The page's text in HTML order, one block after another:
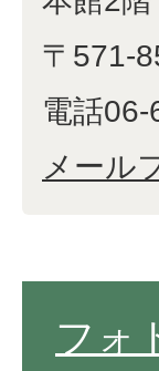
〒571-
電話
メール
フォ